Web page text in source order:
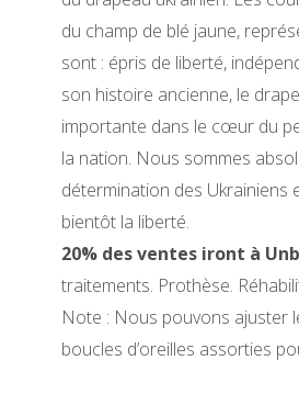
du champ de blé jaune,
sont : épris de liberté,
son histoire ancienne, le
importante dans le cœur du
la nation. Nous sommes
détermination des Ukrainiens
bientôt la liberté.
20% des ventes iront à
traitements. Prothèse.
Note : Nous pouvons ajuster
boucles d’oreilles assorties